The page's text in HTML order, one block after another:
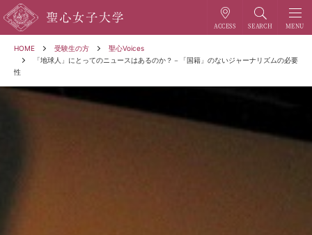
HOME 受験生の方
聖心Voices
「地球人」にとってのニュースはあるのか？－「国籍」のないジャーナリズムの必要
性